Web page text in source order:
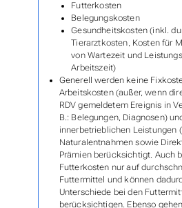
Futterkosten
Belegungskosten
Gesundheitskosten (inkl.
Tierarztkosten, Kosten für
von Wartezeit und
Arbeitszeit)
Generell werden keine
Arbeitskosten (außer, wenn
RDV gemeldetem Ereignis in
B.: Belegungen, Diagnosen)
innerbetrieblichen Leistungen
Naturalentnahmen sowie
Prämien berücksichtigt. Auch
Futterkosten nur auf
Futtermittel und können
Unterschiede bei den
berücksichtigen. Ebenso